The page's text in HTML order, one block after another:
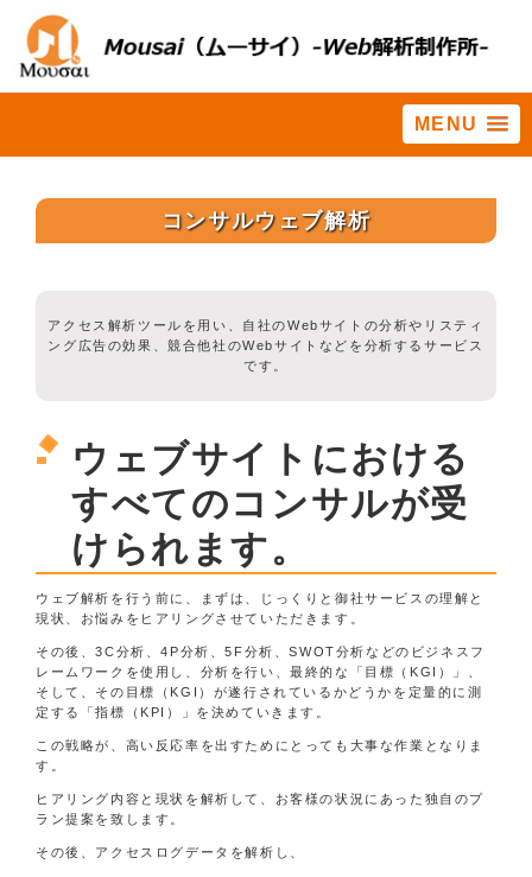
MENU
コンサルウェブ解析
アクセス解析ツールを用い、自社のWebサイトの分析やリスティ
ング広告の効果、競合他社のWebサイトなどを分析するサービス
です。
ウェブサイトにおける
すべてのコンサルが受
けられます。
ウェブ解析を行う前に、まずは、じっくりと御社サービスの理解と
現状、お悩みをヒアリングさせていただきます。
その後、3C分析、4P分析、5F分析、SWOT分析などのビジネスフ
レームワークを使用し、分析を行い、最終的な「目標（KGI）」、
そして、その目標（KGI）が遂行されているかどうかを定量的に測
定する「指標（KPI）」を決めていきます。
この戦略が、高い反応率を出すためにとっても大事な作業となりま
す。
ヒアリング内容と現状を解析して、お客様の状況にあった独自のプ
ラン提案を致します。
その後、アクセスログデータを解析し、